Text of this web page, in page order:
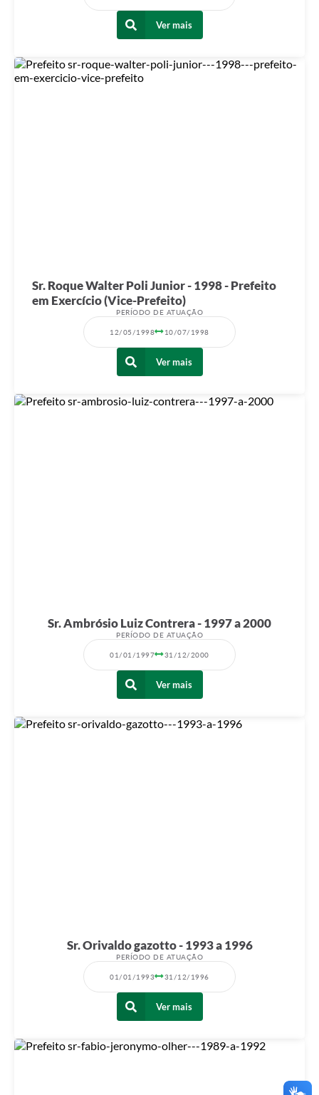
Ver mais
Sr. Roque Walter Poli Junior - 1998 - Prefeito
em Exercício (Vice-Prefeito)
PERÍODO DE ATUAÇÃO
12/05/1998 10/07/1998
Ver mais
Sr. Ambrósio Luiz Contrera - 1997 a 2000
PERÍODO DE ATUAÇÃO
01/01/1997 31/12/2000
Ver mais
Sr. Orivaldo gazotto - 1993 a 1996
PERÍODO DE ATUAÇÃO
01/01/1993 31/12/1996
Ver mais